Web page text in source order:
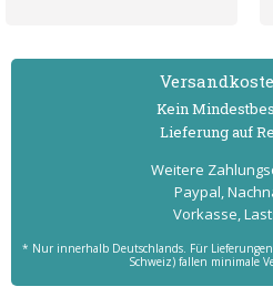
Kein
Lieferung auf
Weitere
Paypal,
Vorkasse,
* Nur innerhalb Deutschlands. Für
Schweiz) fallen minimale